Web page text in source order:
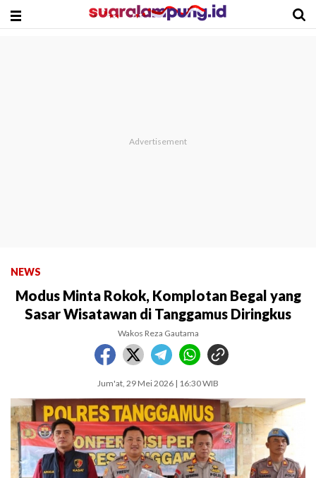
NEWS
Modus Minta Rokok, Komplotan Begal yang
Sasar Wisatawan di Tanggamus Diringkus
Wakos Reza Gautama
Jum'at, 29 Mei 2026 | 16:30 WIB